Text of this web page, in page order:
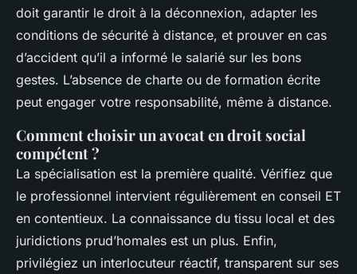
doit garantir le droit à la déconnexion, adapter les
conditions de sécurité à distance, et prouver en cas
d’accident qu’il a informé le salarié sur les bons
gestes. L’absence de charte ou de formation écrite
peut engager votre responsabilité, même à distance.
Comment choisir un avocat en droit social
compétent ?
La spécialisation est la première qualité. Vérifiez que
le professionnel intervient régulièrement en conseil ET
en contentieux. La connaissance du tissu local et des
juridictions prud’homales est un plus. Enfin,
privilégiez un interlocuteur réactif, transparent sur ses